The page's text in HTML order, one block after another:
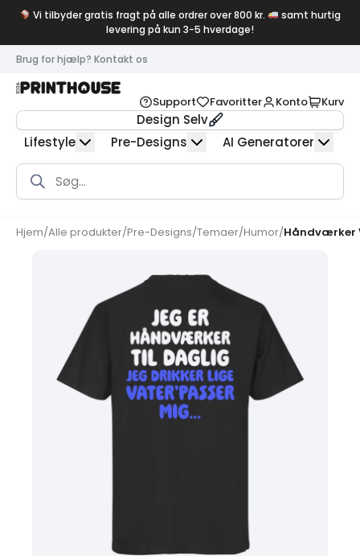
Vi tilbyder gratis fragt på alle ordrer over 800 kr.
samt hurtig
levering på kun 3-5 hverdage!
Brug for hjælp? Kontakt os
Support Favoritter Konto Kurv
Design Selv
Lifestyle
Pre-Designs AI Generatorer
Products
search
Hjem/Alle produkter/Pre-Designs/Temaer/Humor/Håndværker